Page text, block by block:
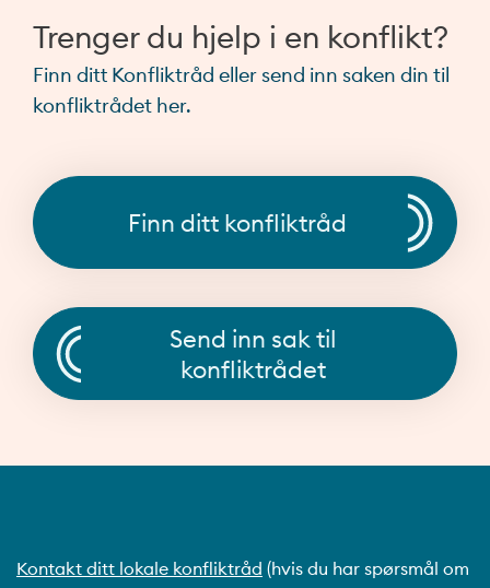
Trenger du hjelp i en konflikt?
Finn ditt Konfliktråd eller send inn saken din til
konfliktrådet her.
Finn ditt konfliktråd
Send inn sak til
konfliktrådet
Kontakt ditt lokale konfliktråd (hvis du har spørsmål om